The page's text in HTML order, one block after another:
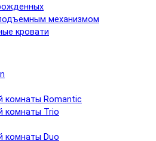
механизмом
кровати
комнаты Romantic
комнаты Trio
комнаты Duo